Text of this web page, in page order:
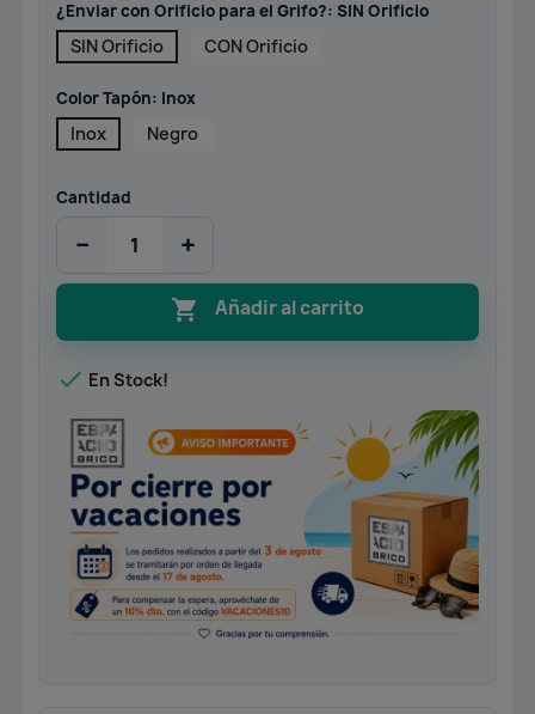
¿Enviar con Orificio para el Grifo?: SIN Orificio
SIN Orificio CON Orificio
Color Tapón: Inox
Inox Negro
Cantidad
− +
 Añadir al carrito
 En Stock!